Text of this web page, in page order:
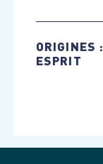
ORIGINES
ESPRIT